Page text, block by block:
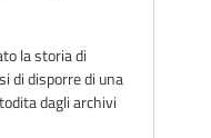
la storia di
di disporre di una
dagli archivi